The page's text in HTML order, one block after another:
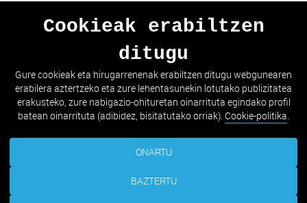
ZERRENDARA JOAN
Cookieak erabiltzen
ditugu
Gure cookieak eta hirugarrenenak erabiltzen ditugu webgunearen
erabilera aztertzeko eta zure lehentasunekin lotutako publizitatea
erakusteko, zure nabigazio-ohituretan oinarrituta egindako profil
batean oinarrituta (adibidez, bisitatutako orriak). Cookie-politika.
BAZTERTU
ONARTU